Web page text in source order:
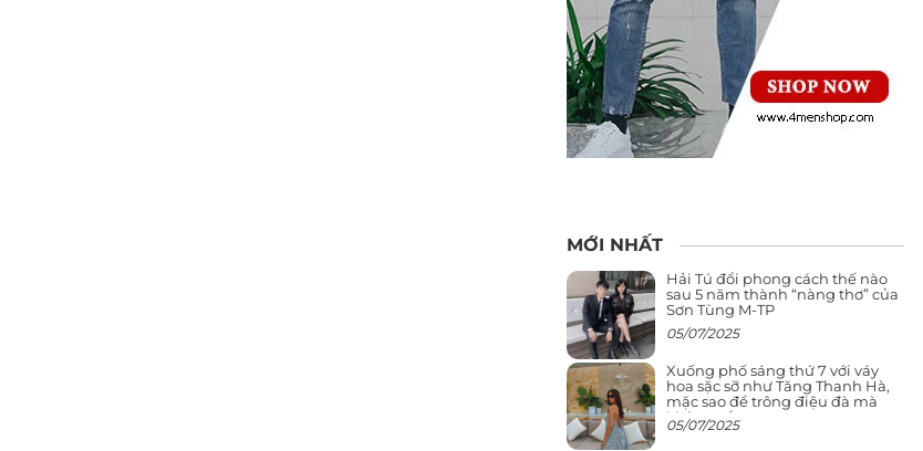
MỚI NHẤT
Hải Tú đổi phong cách thế nào
sau 5 năm thành “nàng thơ” của
Sơn Tùng M-TP
05/07/2025
Xuống phố sáng thứ 7 với váy
hoa sặc sỡ như Tăng Thanh Hà,
mặc sao để trông điệu đà mà
không sến
05/07/2025